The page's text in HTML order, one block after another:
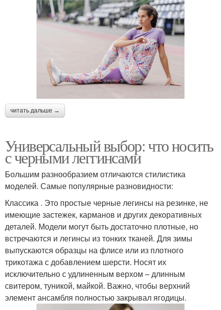
читать дальше →
Универсальный выбор: что носить
с черными леггинсами
Большим разнообразием отличаются стилистика
моделей. Самые популярные разновидности:
Классика . Это простые черные легинсы на резинке, не
имеющие застежек, карманов и других декоративных
деталей. Модели могут быть достаточно плотные, но
встречаются и легинсы из тонких тканей. Для зимы
выпускаются образцы на флисе или из плотного
трикотажа с добавлением шерсти. Носят их
исключительно с удлиненным верхом – длинным
свитером, туникой, майкой. Важно, чтобы верхний
элемент ансамбля полностью закрывал ягодицы.